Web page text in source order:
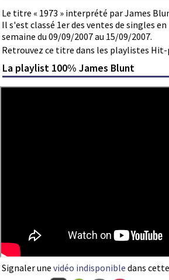
Le titre « 1973 » interprété par James
Il s'est classé 1er des ventes de singles
semaine du 09/09/2007 au 15/09/2007.
Retrouvez ce titre dans les playlistes Hit-
La playlist 100% James Blunt
Signaler une vidéo indisponible dans